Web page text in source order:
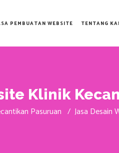
PEMBUATAN WEBSITE TENTANG
Klinik
Pasuruan / Jasa Desain